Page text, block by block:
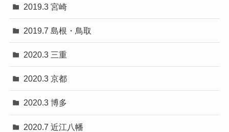
2019.3 宮崎
2019.7 島根・鳥取
2020.3 三重
2020.3 京都
2020.3 博多
2020.7 近江八幡